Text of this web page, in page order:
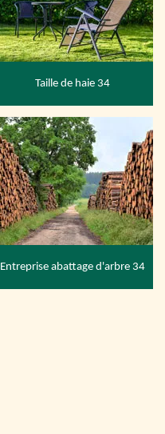
Taille de haie 34
Entreprise abattage d'arbre 34